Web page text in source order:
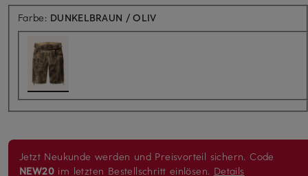
Farbe: DUNKELBRAUN / OLIV
Jetzt Neukunde werden und Preisvorteil sichern. Code
NEW20 im letzten Bestellschritt einlösen. Details